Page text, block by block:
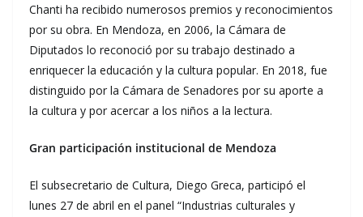
Chanti ha recibido numerosos premios y reconocimientos
por su obra. En Mendoza, en 2006, la Cámara de
Diputados lo reconoció por su trabajo destinado a
enriquecer la educación y la cultura popular. En 2018, fue
distinguido por la Cámara de Senadores por su aporte a
la cultura y por acercar a los niños a la lectura.
Gran participación institucional de Mendoza
El subsecretario de Cultura, Diego Greca, participó el
lunes 27 de abril en el panel “Industrias culturales y